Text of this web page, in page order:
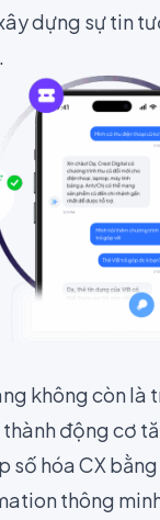
dựng sự tin
không còn là
động cơ
số hóa CX
thông